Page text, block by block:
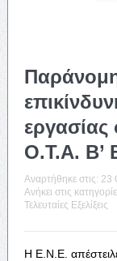
Ο.Τ.Α. Β’
Αναρτήθηκε στις: 23
Ανήκει στις
Τελευταίες Εξελίξεις
Η Ε.Ν.Ε.